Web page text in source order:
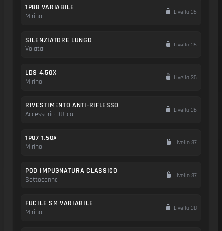
1P88 VARIABILE
Mirino
Livello 35
SILENZIATORE LUNGO
Volata
Livello 35
LDS 4,50X
Mirino
Livello 36
RIVESTIMENTO ANTI-RIFLESSO
Accessorio Ottica
Livello 36
1P87 1,50X
Mirino
Livello 37
POD IMPUGNATURA CLASSICO
Sottocanna
Livello 37
FUCILE SM VARIABILE
Mirino
Livello 38